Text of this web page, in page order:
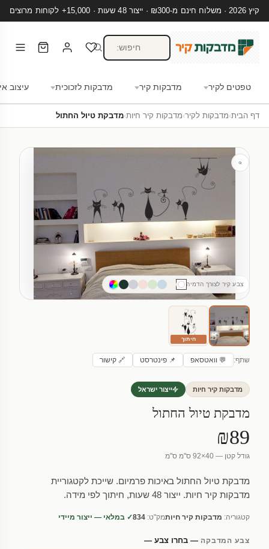
קיץ 2026 · משלוח חינם מ-₪300 · ייצור 48 שעות · 15,000+ לקוחות מרוצים
טפטים לקיר מדבקות קיר מדבקות לזכוכית עיצוב
דף הבית›מדבקות לקיר›מדבקות קיר חיות›מדבקת טיול החתול
צבע קיר לצורך הדמיה
חיתוך
שתף: 💬 וואטסאפ 📌 פינטרסט 🔗 קישור
מדבקות קיר חיות ייצור ישראל
מדבקת טיול החתול
₪89
גודל קטן — 40×92 ס"מ ס"מ
מדבקת טיול החתול באיכות פרמיום. שייכת לקטגוריית
מדבקות קיר חיות. ייצור 48 שעות, חיתוך לפי מידה.
קטגוריה: מדבקות קיר חיותמק"ט: 834✓ במלאי — ייצור מיידי
צבע המדבקה— בחרו צבע —